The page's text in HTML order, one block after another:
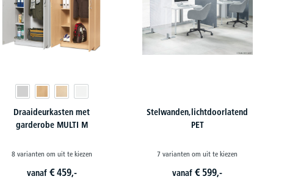
Draaideurkasten met
garderobe MULTI M
8 varianten om uit te kiezen
vanaf € 459,-
Stelwanden,lichtdoorlatend
PET
7 varianten om uit te kiezen
vanaf€ 599,-